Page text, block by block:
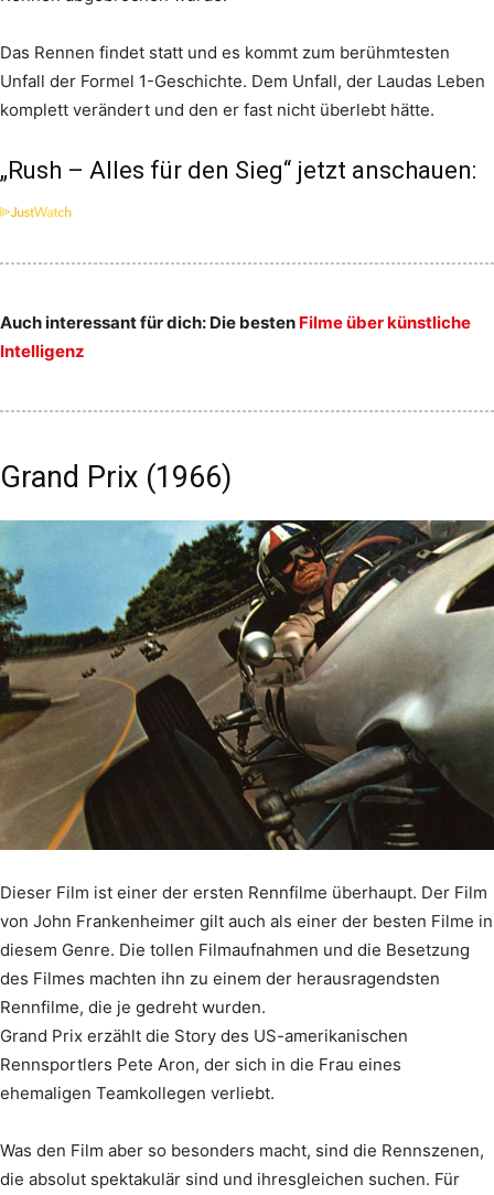
Das Rennen findet statt und es kommt zum berühmtesten
Unfall der Formel 1-Geschichte. Dem Unfall, der Laudas Leben
komplett verändert und den er fast nicht überlebt hätte.
„Rush – Alles für den Sieg“ jetzt anschauen:
Auch interessant für dich: Die besten Filme über künstliche
Intelligenz
Grand Prix (1966)
Dieser Film ist einer der ersten Rennfilme überhaupt. Der Film
von John Frankenheimer gilt auch als einer der besten Filme in
diesem Genre. Die tollen Filmaufnahmen und die Besetzung
des Filmes machten ihn zu einem der herausragendsten
Rennfilme, die je gedreht wurden.
Grand Prix erzählt die Story des US-amerikanischen
Rennsportlers Pete Aron, der sich in die Frau eines
ehemaligen Teamkollegen verliebt.
Was den Film aber so besonders macht, sind die Rennszenen,
die absolut spektakulär sind und ihresgleichen suchen. Für